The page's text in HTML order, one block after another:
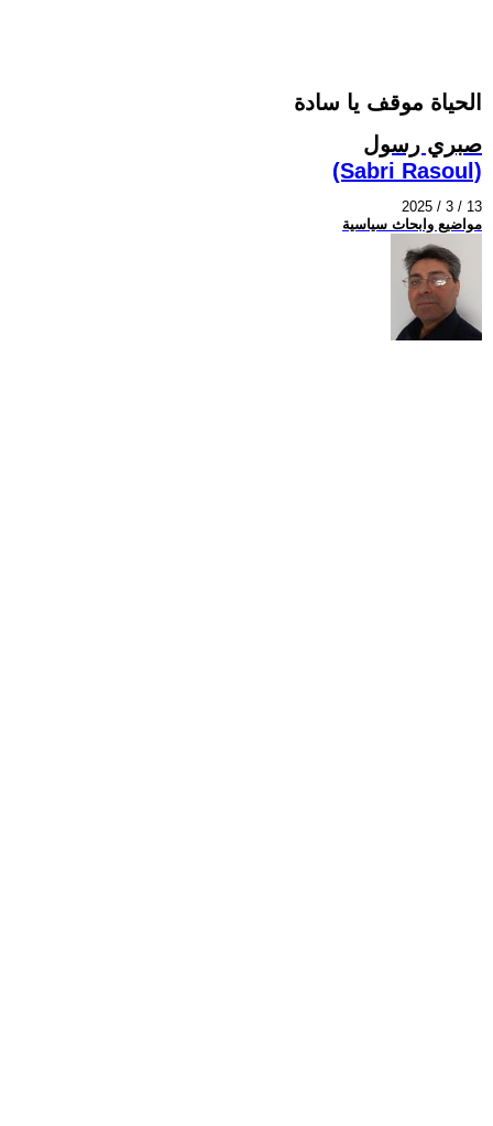
الحياة موقف يا سادة
صبري رسول
(Sabri Rasoul)
2025 / 3 / 13
مواضيع وابحاث سياسية